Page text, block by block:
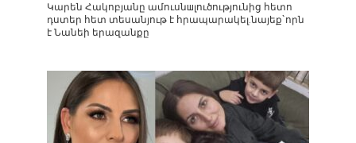
Կարեն Հակոբյանը ամուսնшլուծությունից հետո
դստեր հետ տեսանյութ է հրապարակել.նայեք`որն
է Նանեի երազանքը